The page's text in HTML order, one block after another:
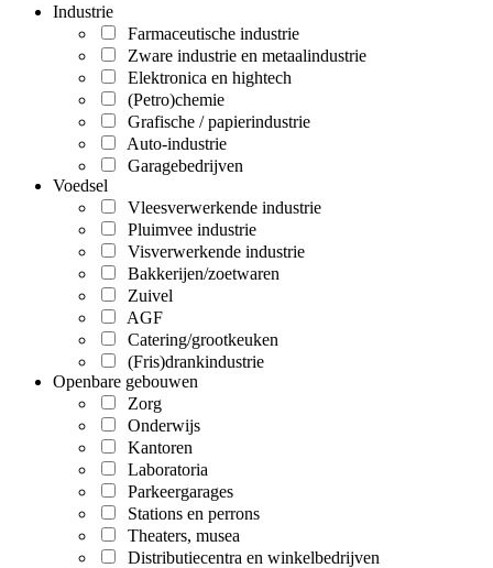
Industrie
Farmaceutische industrie
Zware industrie en metaalindustrie
Elektronica en hightech
(Petro)chemie
Grafische / papierindustrie
Auto-industrie
Garagebedrijven
Voedsel
Vleesverwerkende industrie
Pluimvee industrie
Visverwerkende industrie
Bakkerijen/zoetwaren
Zuivel
AGF
Catering/grootkeuken
(Fris)drankindustrie
Openbare gebouwen
Zorg
Onderwijs
Kantoren
Laboratoria
Parkeergarages
Stations en perrons
Theaters, musea
Distributiecentra en winkelbedrijven